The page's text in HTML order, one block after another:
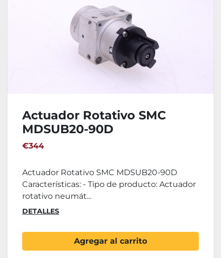
Actuador Rotativo SMC
MDSUB20-90D
€344
Actuador Rotativo SMC MDSUB20-90D
Características: - Tipo de producto: Actuador
rotativo neumát...
DETALLES
Agregar al carrito